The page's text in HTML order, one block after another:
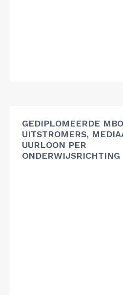
GEDIPLOMEERDE
UITSTROMERS,
UURLOON PER
ONDERWIJSRICHTING